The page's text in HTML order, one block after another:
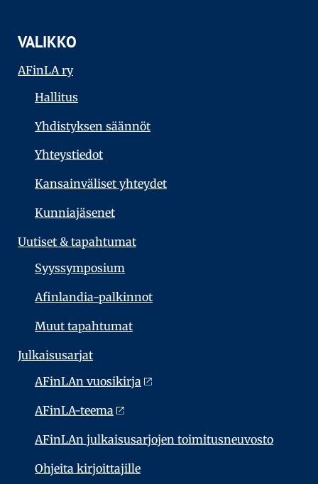
VALIKKO
AFinLA ry
Hallitus
Yhdistyksen säännöt
Yhteystiedot
Kansainväliset yhteydet
Kunniajäsenet
Uutiset & tapahtumat
Syyssymposium
Afinlandia-palkinnot
Muut tapahtumat
Julkaisu­sarjat
AFinLAn vuosikirja
AFinLA-teema
AFinLAn julkaisusarjojen toimitusneuvosto
Ohjeita kirjoittajille